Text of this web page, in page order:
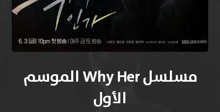
مسلسل Why Her الموسم
الأول